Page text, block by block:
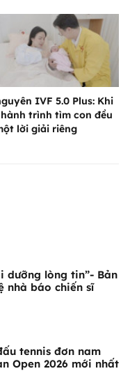
IVF 5.0 Plus: Khi
trình tìm con đều
lời giải riêng
dưỡng lòng tin”- Bản
nhà báo chiến sĩ
tennis đơn nam
Open 2026 mới nhất